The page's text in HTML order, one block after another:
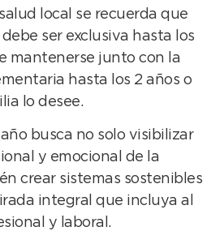
local se recuerda que
ser exclusiva hasta los
mantenerse junto con la
hasta los 2 años o
lo desee.
busca no solo visibilizar
y emocional de la
crear sistemas sostenibles
integral que incluya al
y laboral.